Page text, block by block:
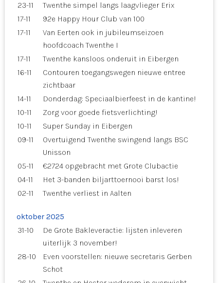
23-11
Twenthe simpel langs laagvlieger Erix
17-11
92e Happy Hour Club van 100
17-11
Van Eerten ook in jubileumseizoen
hoofdcoach Twenthe I
17-11
Twenthe kansloos onderuit in Eibergen
16-11
Contouren toegangswegen nieuwe entree
zichtbaar
14-11
Donderdag: Speciaalbierfeest in de kantine!
10-11
Zorg voor goede fietsverlichting!
10-11
Super Sunday in Eibergen
09-11
Overtuigend Twenthe swingend langs BSC
Unisson
05-11
€2724 opgebracht met Grote Clubactie
04-11
Het 3-banden biljarttoernooi barst los!
02-11
Twenthe verliest in Aalten
oktober 2025
31-10
De Grote Bakleveractie: lijsten inleveren
uiterlijk 3 november!
28-10
Even voorstellen: nieuwe secretaris Gerben
Schot